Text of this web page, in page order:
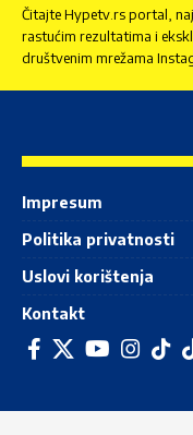
Čitajte Hypetv.rs portal,
rastućim rezultatima i
društvenim mrežama
Impresum
Politika privatnosti
Uslovi korištenja
Kontakt